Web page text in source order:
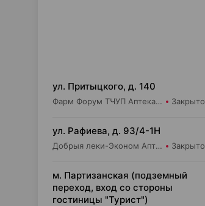
ул. Притыцкого, д. 140
Фарм Форум ТЧУП Аптека №2 Закрыто
ул. Рафиева, д. 93/4-1Н
Добрыя леки-Эконом Аптека групп Центр ООО Аптека №1 Закрыто
м. Партизанская (подземный
переход, вход со стороны
гостиницы "Турист")